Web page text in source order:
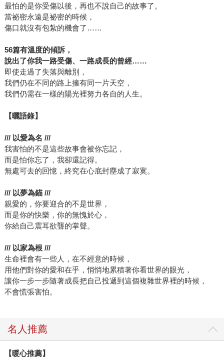
最怕的是你受傷以後，再也不說自己的故事了。
當祕密永遠是祕密的時候，
傷口就沒有包紮的機會了……
56篇有溫度的傾訴，
說出了你我一路受傷、一路成長的曾經……
即使走過了失落與離別，
我們仍在不同的路上擁有同一片天空，
我們仍需在一樣的陽光裡努力各自的人生。
【曬語錄】
/// 以愛為名 ///
我害怕的不是這些故事會被你忘記，
而是怕你忘了，我卻還記得。
無處可去的回憶，終究在心底封塵成了寂寞。
/// 以夢為錨 ///
親愛的，你要迎合的不是世界，
而是你的快樂，你的無愧於心，
你給自己震耳欲聾的掌聲。
/// 以家為根 ///
生命裡會有一些人，在不經意的時候，
用他們對你的愛和在乎，悄悄地累積著你看世界的眼光，
讓你一步一步隨著成長把自己投遞到這個複雜世界裡的時候，
不會慌張害怕。
名人推薦
【暖心推薦】